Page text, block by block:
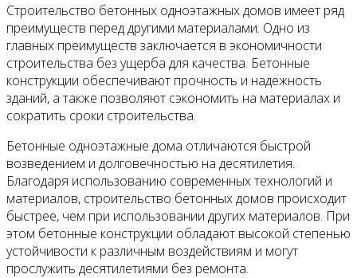
Строительство бетонных одноэтажных домов имеет ряд
преимуществ перед другими материалами. Одно из
главных преимуществ заключается в экономичности
строительства без ущерба для качества. Бетонные
конструкции обеспечивают прочность и надежность
зданий, а также позволяют сэкономить на материалах и
сократить сроки строительства.
Бетонные одноэтажные дома отличаются быстрой
возведением и долговечностью на десятилетия.
Благодаря использованию современных технологий и
материалов, строительство бетонных домов происходит
быстрее, чем при использовании других материалов. При
этом бетонные конструкции обладают высокой степенью
устойчивости к различным воздействиям и могут
прослужить десятилетиями без ремонта.